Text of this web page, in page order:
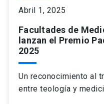
Abril 1, 2025
Facultades de
lanzan el Premio
2025
Un reconocimiento al
entre teología y